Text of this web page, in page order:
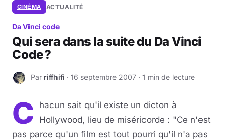
CINÉMA ACTUALITÉ
Da Vinci code
Qui sera dans la suite du Da Vinci
Code ?
R Par riffhifi · 16 septembre 2007 · 1 min de lecture
C
hacun sait qu'il existe un dicton à
Hollywood, lieu de miséricorde : "Ce n'est
pas parce qu'un film est tout pourri qu'il n'a pas